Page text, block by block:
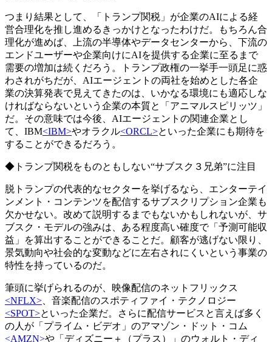
つまり結果として、「トランプ関税」が企業のAIによる経
営合理化を推し進めるきっかけとなったわけだ。もちろん合
理化が進めば、上流の半導体やデータセンターから、下流の
エンドユーザーや企業向けにAIを提供する企業に至るまで
需要の増加は続くだろう。トランプ政権の一挙手一頭足に惑
わされがちだが、AIエージェントの両社を始めとした各企
業の決算発表で見えてきたのは、いかなる環境にも適応しな
ければならないという企業の本質と「アニマルスピリッツ」
だ。その意味では今後、AIエージェントの関連企業とし
て、IBM<IBM>やオラクル<ORCL>といった企業にも期待を
することができるだろう。
◆トランプ関税をものともしない“サブスク３兄弟”に注目
脱トランプの代表的なセクターを挙げるなら、エンターテイ
ンメント・コンテンツを配信するサブスクリプション企業も
欠かせない。改めて説明するまでもないかもしれないが、サ
ブスク・モデルの強みは、ある程度高い確度で「予測可能収
益」を算出することができることだ。顧客が逃げない限り、
景気動向や社会的な変動などに左右されにくいという事業の
特性を持っているのだ。
筆頭に挙げられるのが、映像配信のネットフリックス
<NFLX> 、音楽配信のスポティファイ・テクノロジー
<SPOT>といった企業だ。さらに配信サービスと言えば多く
の人が「プライム・ビデオ」のアマゾン・ドット・コム
<AMZN>や「ディズニー＋（プラス）」のウォルト・ディ